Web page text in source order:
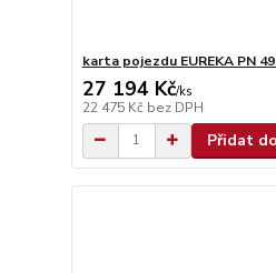
karta pojezdu EUREKA PN
27 194 Kč/ks
22 475 Kč bez DPH
Přidat